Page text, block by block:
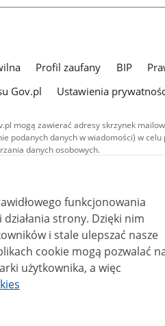
Profil zaufany BIP
Gov.pl
Ustawienia
mogą zawierać adresy skrzynek
podanych danych w wiadomości) w
danych osobowych.
w serwisie (z wyłączeniem treści
typu Creative Commons: uznanie
SA 4.0). Materiały audiowizualne, w tym
typu Creative Commons: uznanie
(CC BY-NC-ND 4.0), o ile nie jest to
funkcjonowania
strony. Dzięki nim
i stale ulepszać nasze
użytkownika, a więc